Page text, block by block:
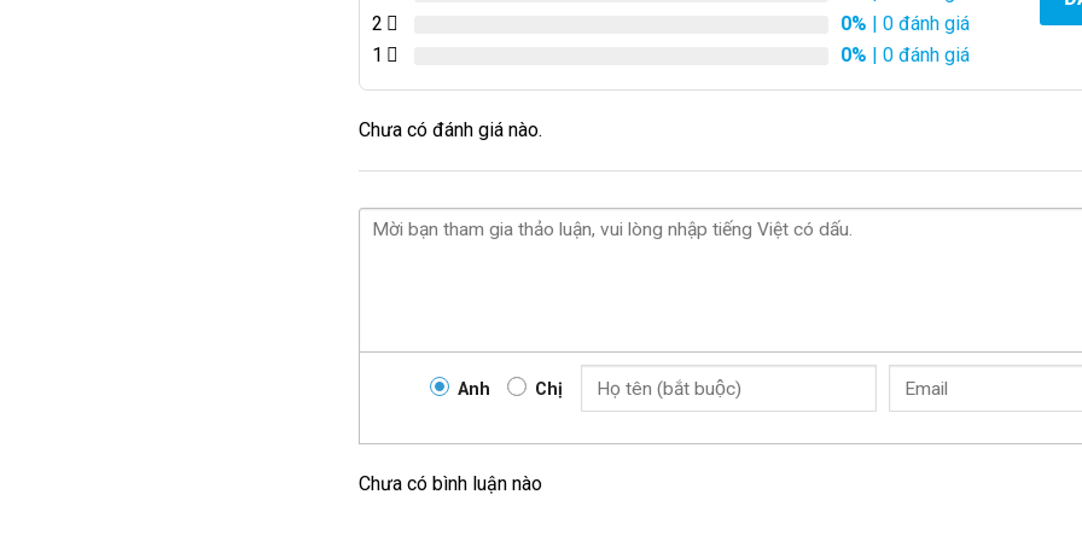
2
0% | 0 đánh giá
1
0% | 0 đánh giá
Chưa có đánh giá nào.
Anh Chị
Chưa có bình luận nào